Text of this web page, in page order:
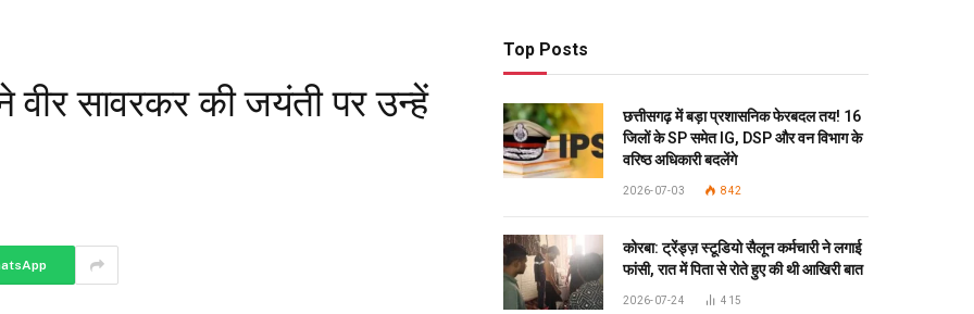
वीर सावरकर की जयंती पर उन्हें
Top Posts
छत्तीसगढ़ में बड़ा प्रशासनिक फेरबदल तय! 16
जिलों के SP समेत IG, DSP और वन विभाग के
वरिष्ठ अधिकारी बदलेंगे
2026-07-03 842
कोरबा: ट्रेंड्ज़ स्टूडियो सैलून कर्मचारी ने लगाई
फांसी, रात में पिता से रोते हुए की थी आखिरी बात
2026-07-24 415